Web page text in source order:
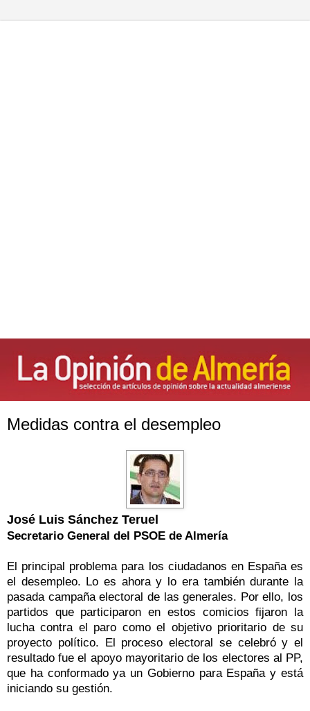
Medidas contra el desempleo
José Luis Sánchez Teruel
Secretario General del PSOE de Almería
El principal problema para los ciudadanos en España es
el desempleo. Lo es ahora y lo era también durante la
pasada campaña electoral de las generales. Por ello, los
partidos que participaron en estos comicios fijaron la
lucha contra el paro como el objetivo prioritario de su
proyecto político. El proceso electoral se celebró y el
resultado fue el apoyo mayoritario de los electores al PP,
que ha conformado ya un Gobierno para España y está
iniciando su gestión.